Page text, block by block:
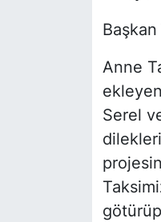
Anne
Serel